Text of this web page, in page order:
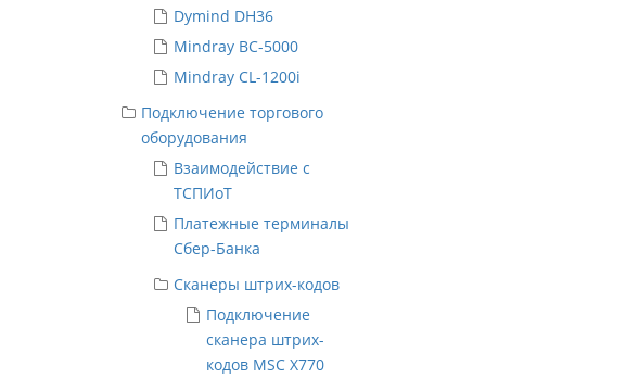
Dymind DH36
Mindray BC-5000
Mindray CL-1200i
Подключение торгового
оборудования
Взаимодействие с
ТСПИоТ
Платежные терминалы
Сбер-Банка
Сканеры штрих-кодов
Подключение
сканера штрих-
кодов MSC X770